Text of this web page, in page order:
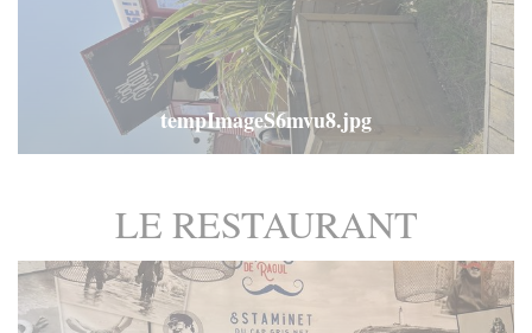
tempImageS6mvu8.jpg
LE RESTAURANT